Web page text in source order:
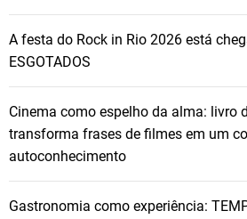
A festa do Rock in Rio 2026 está
ESGOTADOS
Cinema como espelho da alma: livro
transforma frases de filmes em um
autoconhecimento
Gastronomia como experiência: